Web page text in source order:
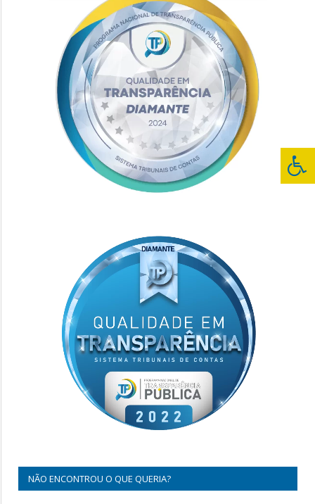
NÃO ENCONTROU O QUE QUERIA?